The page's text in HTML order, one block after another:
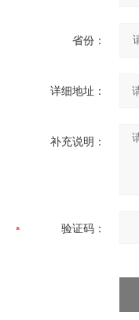
省份：
详细地址：
补充说明：
验证码：